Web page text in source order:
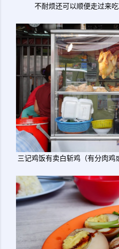
不耐烦还可以顺便走过来
三记鸡饭有卖白斩鸡（有分肉鸡